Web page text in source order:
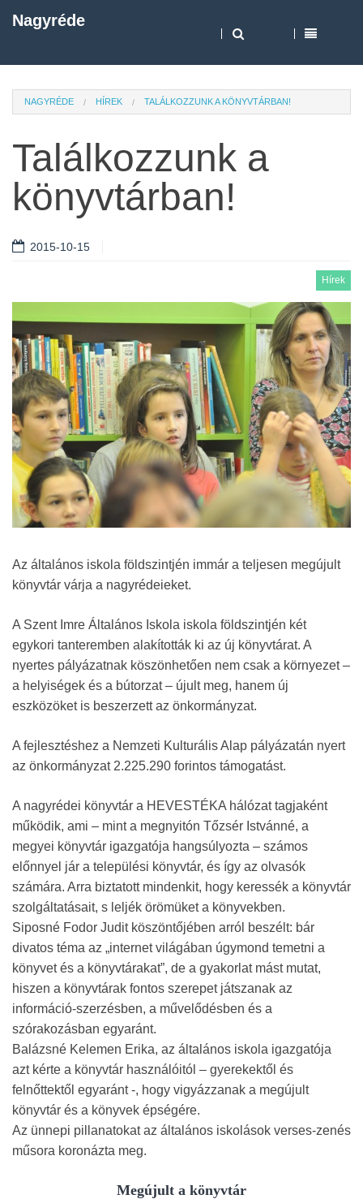
Nagyréde
NAGYRÉDE HÍREK TALÁLKOZZUNK A KÖNYVTÁRBAN!
Találkozzunk a
könyvtárban!
2015-10-15
Hírek
Az általános iskola földszintjén immár a teljesen megújult
könyvtár várja a nagyrédeieket.
A Szent Imre Általános Iskola iskola földszintjén két
egykori tanteremben alakították ki az új könyvtárat. A
nyertes pályázatnak köszönhetően nem csak a környezet –
a helyiségek és a bútorzat – újult meg, hanem új
eszközöket is beszerzett az önkormányzat.
A fejlesztéshez a Nemzeti Kulturális Alap pályázatán nyert
az önkormányzat 2.225.290 forintos támogatást.
A nagyrédei könyvtár a HEVESTÉKA hálózat tagjaként
működik, ami – mint a megnyitón Tőzsér Istvánné, a
megyei könyvtár igazgatója hangsúlyozta – számos
előnnyel jár a települési könyvtár, és így az olvasók
számára. Arra biztatott mindenkit, hogy keressék a könyvtár
szolgáltatásait, s leljék örömüket a könyvekben.
Siposné Fodor Judit köszöntőjében arról beszélt: bár
divatos téma az „internet világában úgymond temetni a
könyvet és a könyvtárakat”, de a gyakorlat mást mutat,
hiszen a könyvtárak fontos szerepet játszanak az
információ-szerzésben, a művelődésben és a
szórakozásban egyaránt.
Balázsné Kelemen Erika, az általános iskola igazgatója
azt kérte a könyvtár használóitól – gyerekektől és
felnőttektől egyaránt -, hogy vigyázzanak a megújult
könyvtár és a könyvek épségére.
Az ünnepi pillanatokat az általános iskolások verses-zenés
műsora koronázta meg.
Megújult a könyvtár